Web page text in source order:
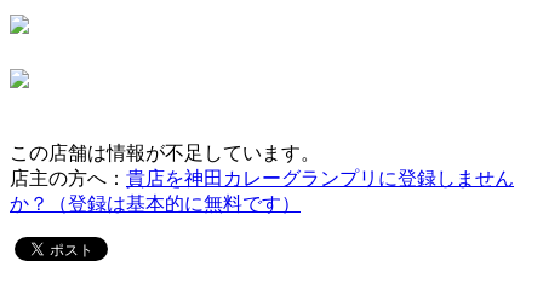
この店舗は情報が不足しています。
店主の方へ： 貴店を神田カレーグランプリに登録しません
か？（登録は基本的に無料です）